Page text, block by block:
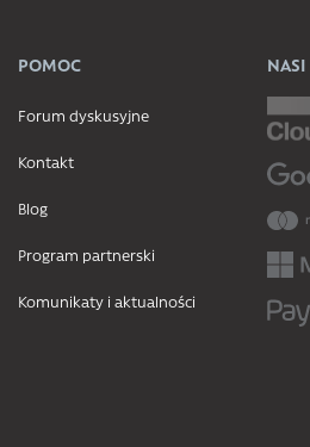
POMOC
Forum dyskusyjne
Kontakt
Blog
Program partnerski
Komunikaty i aktualności